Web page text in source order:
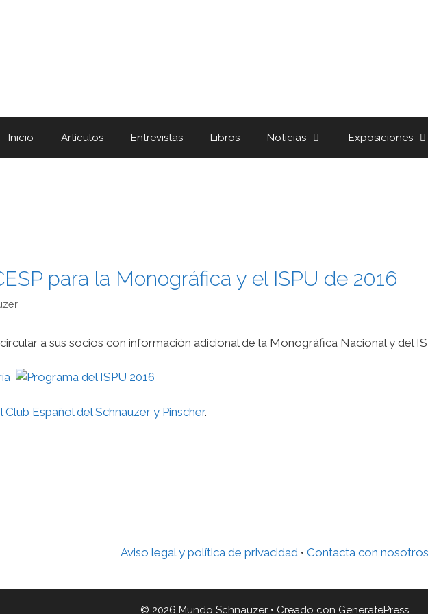
Inicio Artículos Entrevistas Libros Noticias Exposiciones
para la Monográfica y el ISPU de 2016
a sus socios con información adicional de la Monográfica Nacional y del
Club Español del Schnauzer y Pinscher.
Aviso legal y política de privacidad • Contacta con nosotros
© 2026 Mundo Schnauzer • Creado con GeneratePress